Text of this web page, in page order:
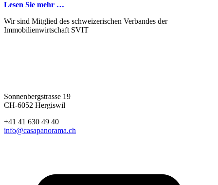
Lesen Sie mehr …
Wir sind Mitglied des schweizerischen Verbandes der
Immobilienwirtschaft SVIT
Sonnenbergstrasse 19
CH-6052 Hergiswil
+41 41 630 49 40
info@casapanorama.ch